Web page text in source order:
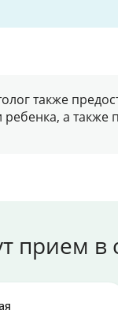
также
ребенка, а
прием